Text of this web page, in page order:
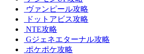
ヴァンピール攻略
ドットアビス攻略
NTE攻略
Gジェネエターナル攻略
ポケポケ攻略